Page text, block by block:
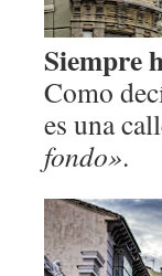
Siempre
Como
es una
fondo».